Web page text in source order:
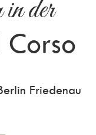
der
Friedenau